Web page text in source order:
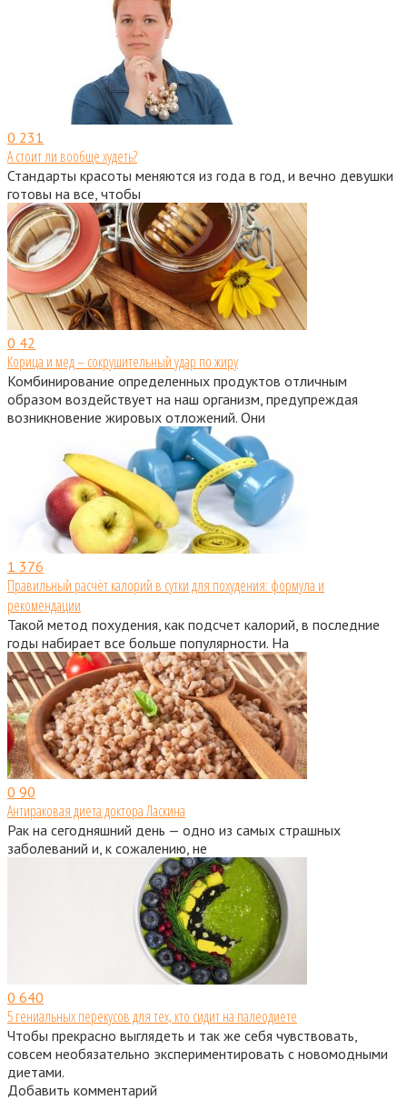
0 231
А стоит ли вообще худеть?
Стандарты красоты меняются из года в год, и вечно девушки
готовы на все, чтобы
0 42
Корица и мед – сокрушительный удар по жиру
Комбинирование определенных продуктов отличным
образом воздействует на наш организм, предупреждая
возникновение жировых отложений. Они
1 376
Правильный расчёт калорий в сутки для похудения: формула и
рекомендации
Такой метод похудения, как подсчет калорий, в последние
годы набирает все больше популярности. На
0 90
Антираковая диета доктора Ласкина
Рак на сегодняшний день — одно из самых страшных
заболеваний и, к сожалению, не
0 640
5 гениальных перекусов для тех, кто сидит на палеодиете
Чтобы прекрасно выглядеть и так же себя чувствовать,
совсем необязательно экспериментировать с новомодными
диетами.
Добавить комментарий